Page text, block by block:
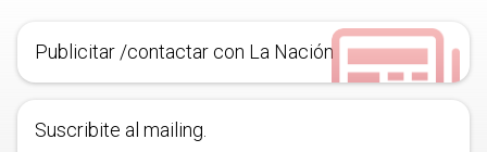
Publicitar /contactar con La Nación
Suscribite al mailing.